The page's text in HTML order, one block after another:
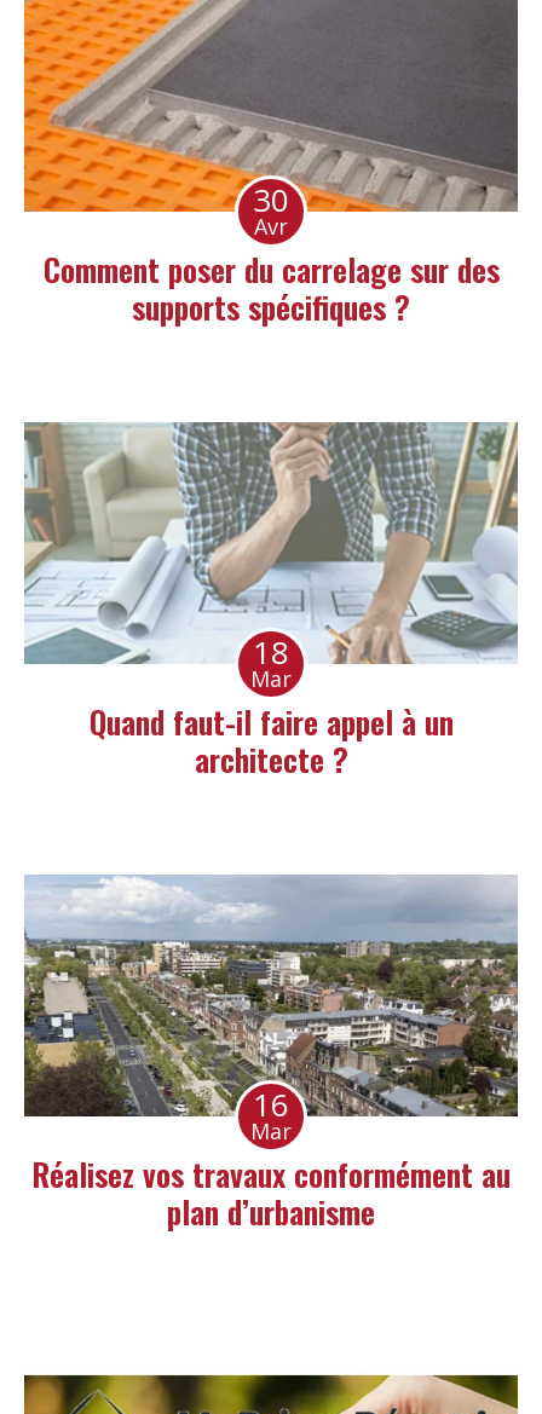
30
Avr
Comment poser du carrelage sur des
supports spécifiques ?
18
Mar
Quand faut-il faire appel à un
architecte ?
16
Mar
Réalisez vos travaux conformément au
plan d’urbanisme